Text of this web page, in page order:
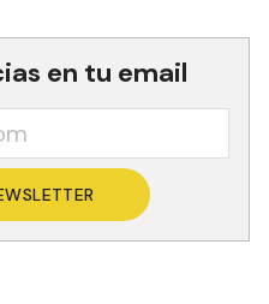
en tu email